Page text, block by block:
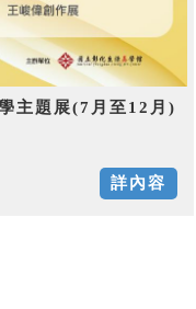
主題展(7月至12月)
詳內容